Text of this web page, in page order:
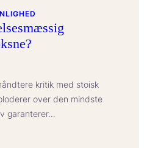
kritik med stoisk
over den mindste
garanterer…